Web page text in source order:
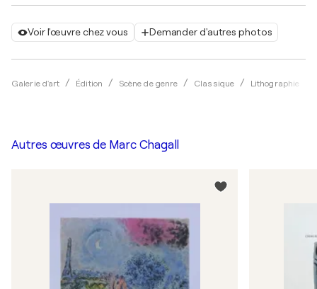
Voir l'œuvre chez vous Demander d'autres photos
Galerie d'art Édition Scène de genre Classique Lithographie
Autres œuvres de Marc Chagall